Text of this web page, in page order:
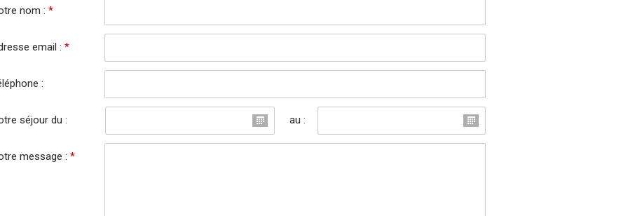
nom :*
email :*
:
séjour du : au :
message :*